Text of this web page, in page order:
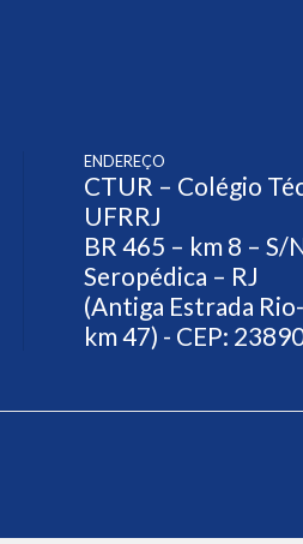
ENDEREÇO
CTUR – Colégio
UFRRJ
BR 465 – km 8 – S/
Seropédica – RJ
(Antiga Estrada
km 47) - CEP: